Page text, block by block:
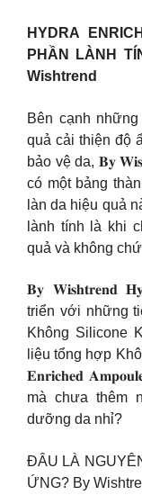
HYDRA
PHẦN LÀNH
Wishtrend
Bên cạnh
quả cải thiện độ
bảo vệ da, 𝐁𝐲
có một bảng
làn da hiệu quả
lành tính là khi
quả và không
𝐁𝐲 𝐖𝐢𝐬𝐡𝐭𝐫𝐞𝐧𝐝
triển với những
Không Silicone
liệu tổng hợp
𝐄𝐧𝐫𝐢𝐜𝐡𝐞𝐝
mà chưa thêm
dưỡng da nhỉ?
ĐÂU LÀ
ỨNG? By